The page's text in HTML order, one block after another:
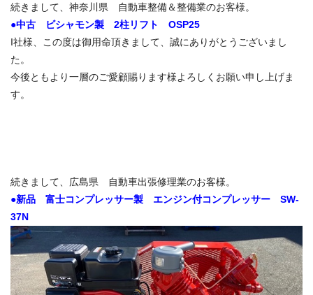
続きまして、神奈川県 自動車整備＆整備業のお客様。
●中古 ビシャモン製 2柱リフト OSP25
I社様、この度は御用命頂きまして、誠にありがとうございまし
た。
今後ともより一層のご愛顧賜ります様よろしくお願い申し上げま
す。
続きまして、広島県 自動車出張修理業のお客様。
●新品 富士コンプレッサー製 エンジン付コンプレッサー SW-
37N